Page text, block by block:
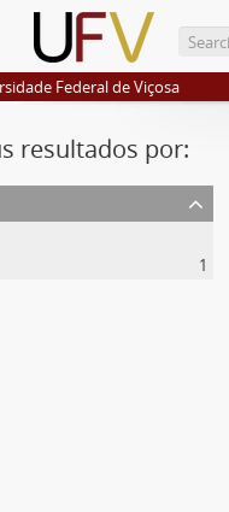
Federal de Viçosa
resultados por:
1